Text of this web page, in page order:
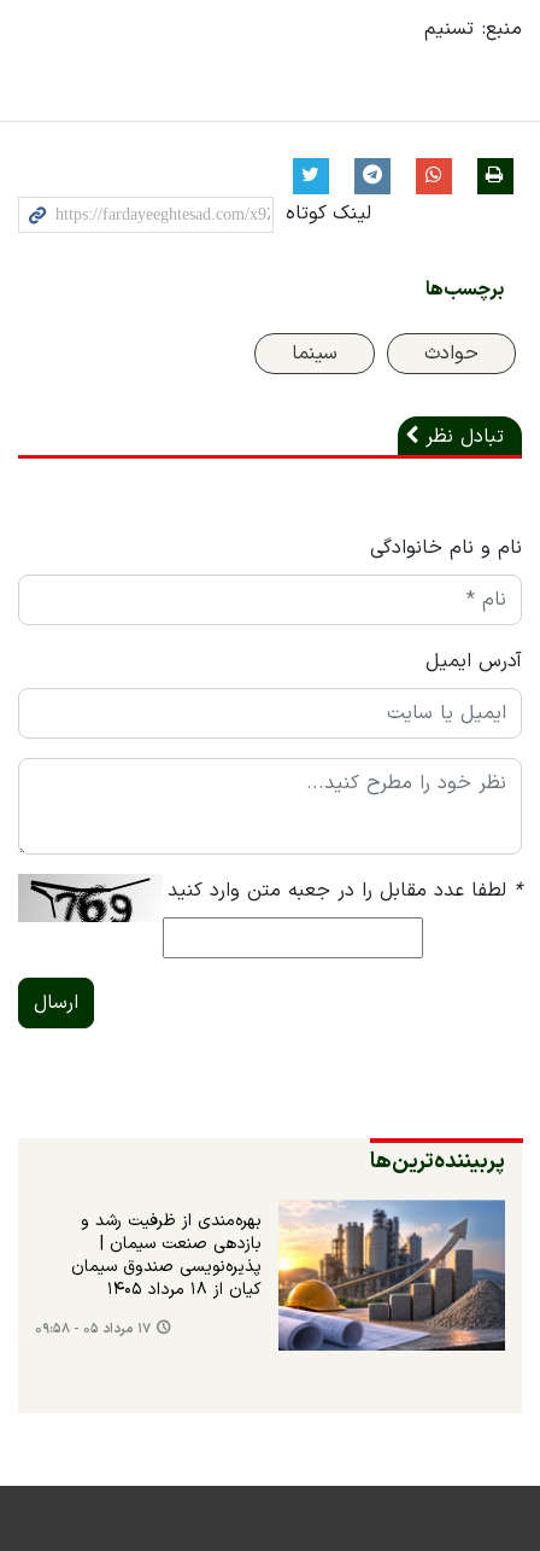
منبع: تسنیم
لینک کوتاه
برچسب‌ها
حوادث سینما
تبادل نظر
نام و نام خانوادگی
آدرس ایمیل
* لطفا عدد مقابل را در جعبه متن وارد کنید
ارسال
پربیننده‌ترین‌ها
بهره‌مندی از ظرفیت رشد و
بازدهی صنعت سیمان |
پذیره‌نویسی صندوق سیمان
کیان از ۱۸ مرداد ۱۴۰۵
۱۷ مرداد ۰۵ - ۰۹:۵۸